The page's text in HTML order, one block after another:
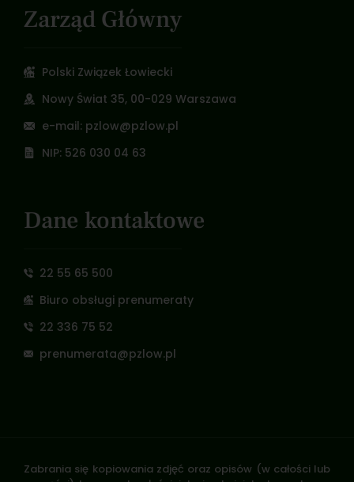
Zarząd Główny
Polski Związek Łowiecki
Nowy Świat 35, 00-029 Warszawa
e-mail: pzlow@pzlow.pl
NIP: 526 030 04 63
Dane kontaktowe
22 55 65 500
Biuro obsługi prenumeraty
22 336 75 52
prenumerata@pzlow.pl
Zabrania się kopiowania zdjęć oraz opisów (w całości lub